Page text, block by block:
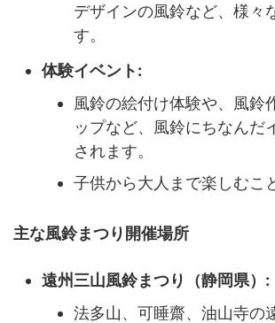
デザインの風鈴など、様々
す。
体験イベント:
風鈴の絵付け体験や、風鈴
ップなど、風鈴にちなんだ
されます。
子供から大人まで楽しむこ
主な風鈴まつり開催場所
遠州三山風鈴まつり（静岡県）:
法多山、可睡齋、油山寺の